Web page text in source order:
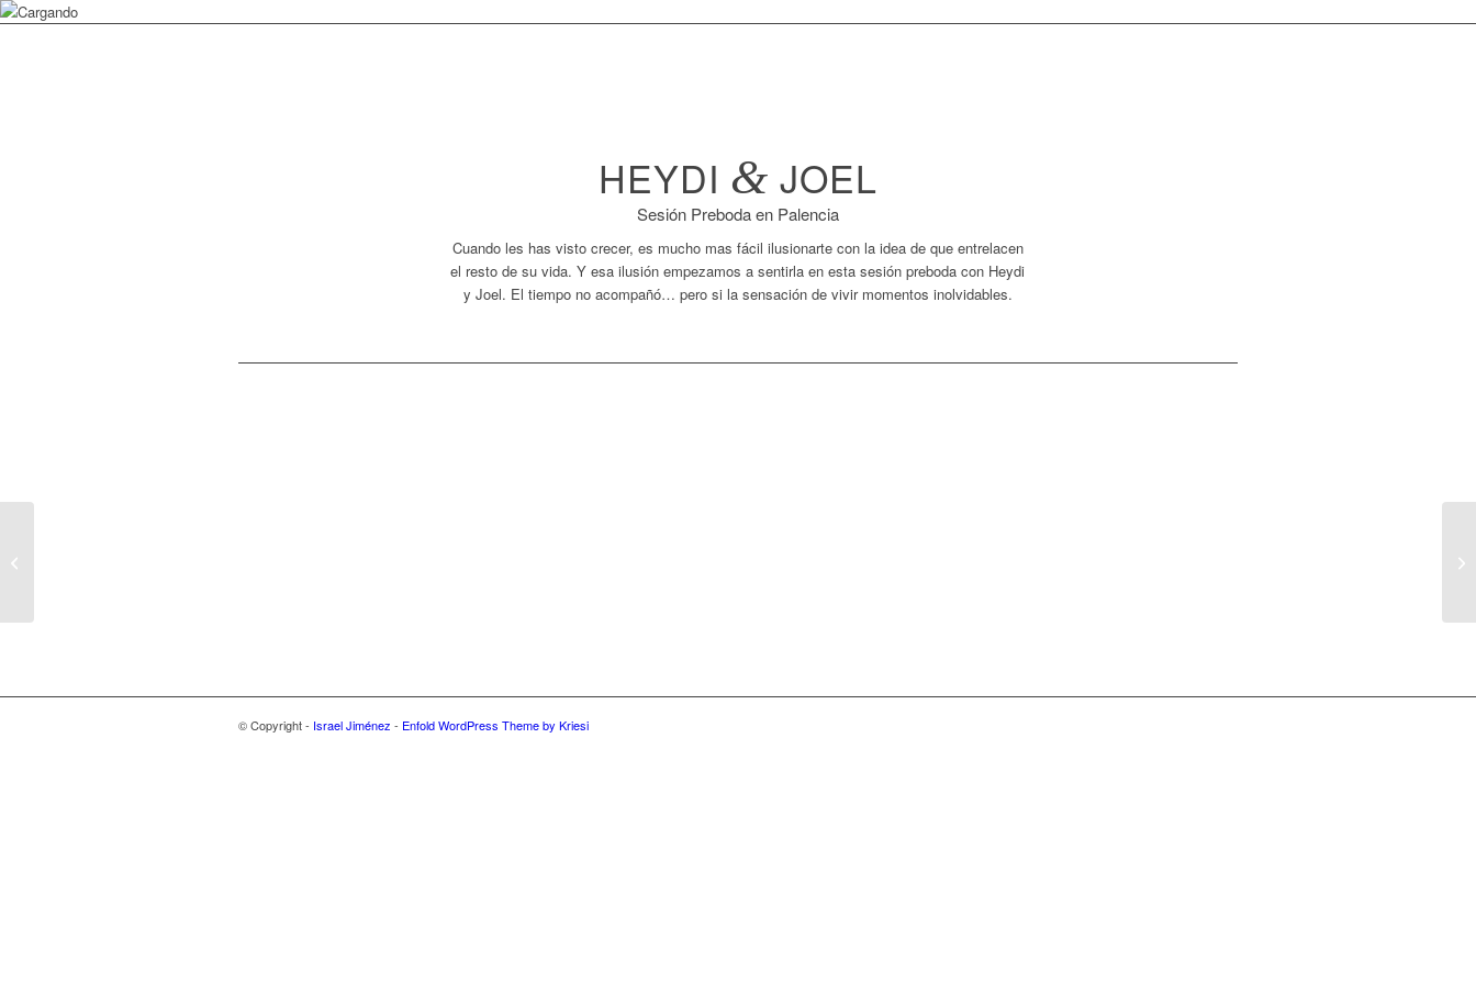
HEYDI & JOEL
Sesión Preboda en Palencia
Cuando les has visto crecer, es mucho mas fácil ilusionarte con la idea de que entrelacen
el resto de su vida. Y esa ilusión empezamos a sentirla en esta sesión preboda con Heydi
y Joel. El tiempo no acompañó… pero si la sensación de vivir momentos inolvidables.
© Copyright - Israel Jiménez - Enfold WordPress Theme by Kriesi